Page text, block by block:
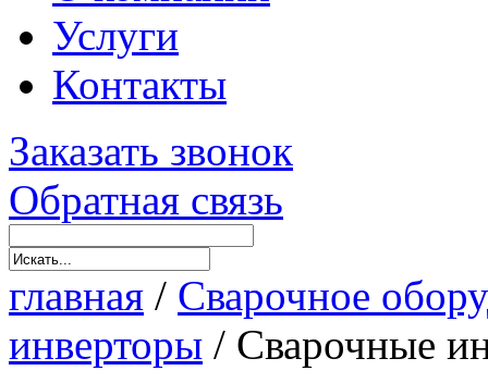
Услуги
Контакты
Заказать звонок
Обратная связь
главная / Сварочное
инверторы / Сварочные